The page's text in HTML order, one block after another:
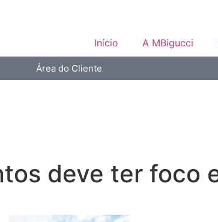
Início A MBigucci
Área do Cliente
deve ter foco